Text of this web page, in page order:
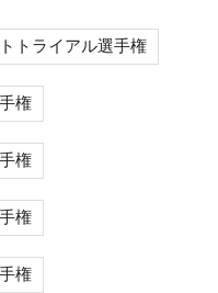
トライアル選手権
権
権
権
権